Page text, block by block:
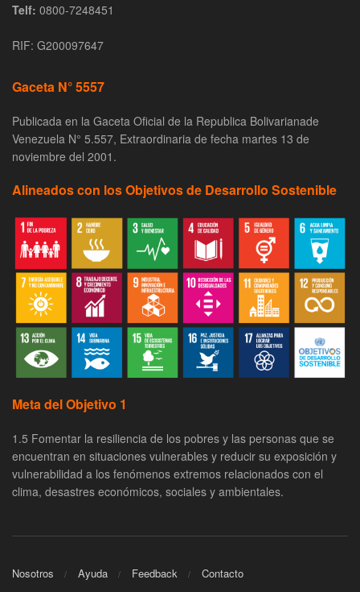
Telf: 0800-7248451
RIF: G200097647
Gaceta N° 5557
Publicada en la Gaceta Oficial de la Republica Bolivarianade
Venezuela N° 5.557, Extraordinaria de fecha martes 13 de
noviembre del 2001.
Alineados con los Objetivos de Desarrollo Sostenible
Meta del Objetivo 1
1.5 Fomentar la resiliencia de los pobres y las personas que se
encuentran en situaciones vulnerables y reducir su exposición y
vulnerabilidad a los fenómenos extremos relacionados con el
clima, desastres económicos, sociales y ambientales.
Nosotros Ayuda Feedback Contacto